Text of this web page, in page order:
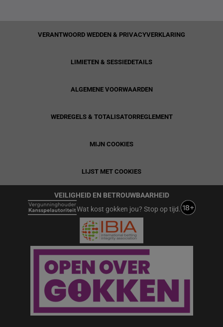
VERANTWOORD WEDDEN & PRIVACYVERKLARING
LIMIETEN & SESSIEDETAILS
ALGEMENE VOORWAARDEN
WEDREGELS & TOTALISATORREGLEMENT
MIJN COOKIES
LIJST MET COOKIES
VEILIGHEID EN BETROUWBAARHEID
Wat kost gokken jou? Stop op tijd.